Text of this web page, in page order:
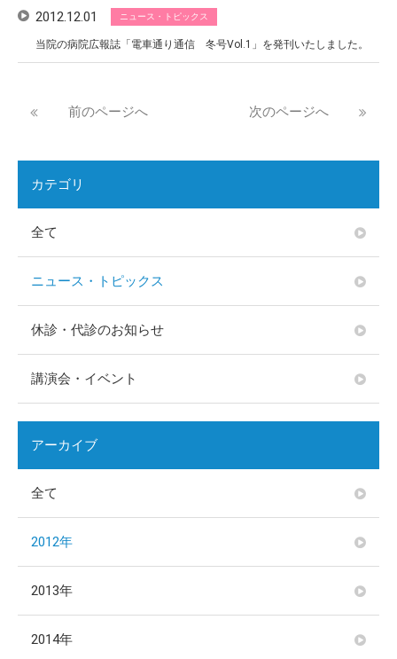
カテゴリ
全て
ニュース・トピックス
休診・代診のお知らせ
講演会・イベント
アーカイブ
全て
2012年
2013年
2014年
2012.12.01 ニュース・トピックス
当院の病院広報誌「電車通り通信 冬号Vol.1」を発刊いたしました。
前のページへ 次のページへ